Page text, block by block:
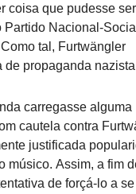
coisa que pudesse
Partido Nacional-
Como tal, Furtwängler
de propaganda
carregasse alguma
cautela contra
justificada
músico. Assim, a fim
de forçá-lo a se